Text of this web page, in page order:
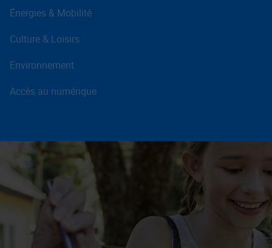
Énergies & Mobilité
Culture & Loisirs
Environnement
Accès au numérique